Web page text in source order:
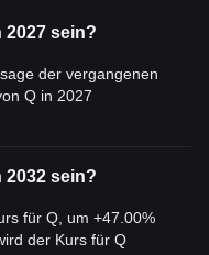
2027 sein?
der vergangenen
Q in 2027
2032 sein?
für Q, um +47.00%
der Kurs für Q